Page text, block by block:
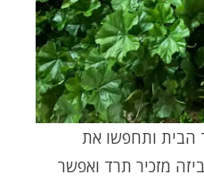
הבית ותחפשו את
מזכיר תרד ואפשר